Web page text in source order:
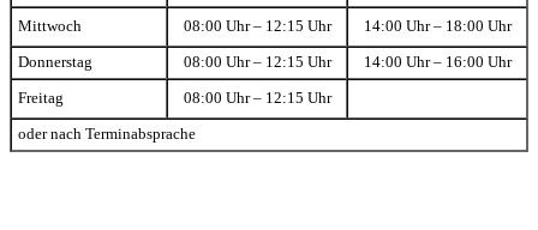
Mittwoch 08:00 Uhr – 12:15 Uhr 14:00 Uhr – 18:00 Uhr
Donnerstag 08:00 Uhr – 12:15 Uhr 14:00 Uhr – 16:00 Uhr
Freitag 08:00 Uhr – 12:15 Uhr
oder nach Terminabsprache